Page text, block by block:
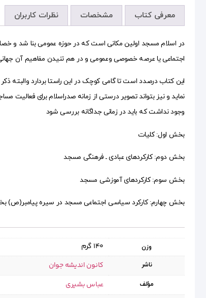
معرفی کتاب مشخصات نظرات کاربران
در اسلام مسجد اولین مکانی است که در حوزه عمومی بنا شد و
اجتماعی یا عرصه خصوصی وعمومی و در هم تنیدن مفاهیم آن جهانی
این کتاب درصدد است تا گامی کوچک در این راستا بردارد والبته
نماید و نیز بتواند تصویر درستی از زمانه صدراسلام برای
وجود نداشت که باید در زمانی جداگانه بررسی شود
بخش اول: کلیات
بخش دوم: کارکردهای عبادی ـ فرهنگی مسجد
بخش سوم: کارکردهای آموزشی مسجد
بخش چهارم: کارکرد سیاسی اجتماعی مسجد در سیره پیامبر(ص)
وزن 140 گرم
ناشر کانون اندیشه جوان
مؤلف عباس بشیری